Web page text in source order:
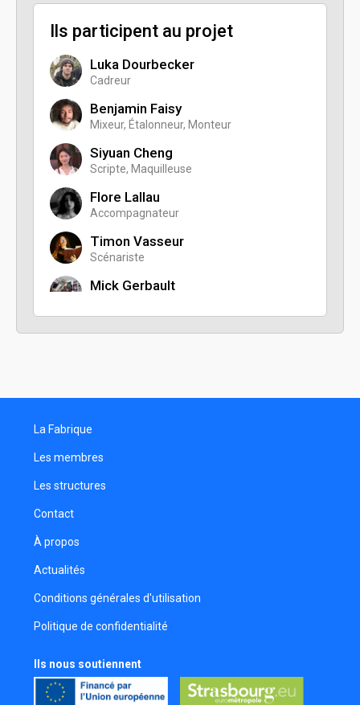
Ils participent au projet
Luka Dourbecker
Cadreur
Benjamin Faisy
Mixeur, Étalonneur, Monteur
Siyuan Cheng
Scripte, Maquilleuse
Flore Lallau
Accompagnateur
Timon Vasseur
Scénariste
Mick Gerbault
Rary Rajason
Cadreur
La Fabrique
Les membres
Les structures
Contact
À propos
Actualités
Conditions générales d'utilisation
Politique de confidentialité
Ils nous soutiennent